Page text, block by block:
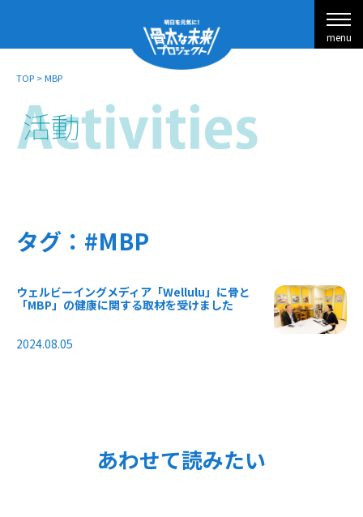
menu
TOP >MBP
タグ：#MBP
ウェルビーイングメディア「Wellulu」に骨と
「MBP」の健康に関する取材を受けました
2024.08.05
あわせて読みたい